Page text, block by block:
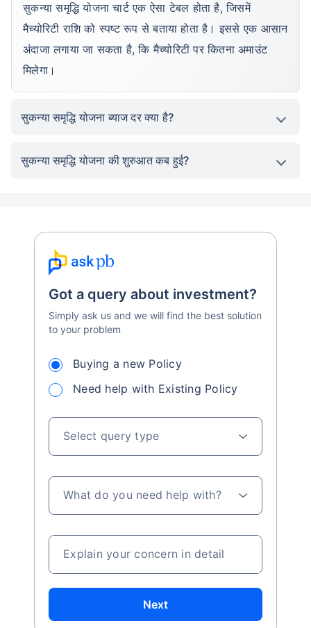
सुकन्या समृद्धि योजना चार्ट एक ऐसा टेबल होता है, जिसमें
मैच्योरिटी राशि को स्पष्ट रूप से बताया होता है। इससे एक आसान
अंदाजा लगाया जा सकता है, कि मैच्योरिटी पर कितना अमाउंट
मिलेगा।
सुकन्या समृद्धि योजना ब्याज दर क्या है?
सुकन्या समृद्धि योजना की शुरुआत कब हुई?
Got a query about investment?
Simply ask us and we will find the best solution
to your problem
Buying a new Policy
Need help with Existing Policy
Select query type
What do you need help with?
Explain your concern in detail
Next